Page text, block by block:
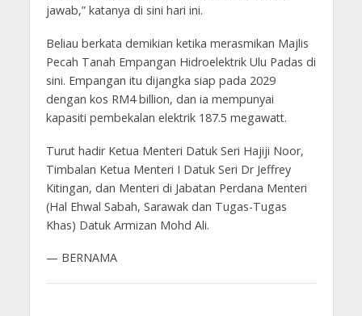
jawab,” katanya di sini hari ini.
Beliau berkata demikian ketika merasmikan Majlis
Pecah Tanah Empangan Hidroelektrik Ulu Padas di
sini. Empangan itu dijangka siap pada 2029
dengan kos RM4 billion, dan ia mempunyai
kapasiti pembekalan elektrik 187.5 megawatt.
Turut hadir Ketua Menteri Datuk Seri Hajiji Noor,
Timbalan Ketua Menteri I Datuk Seri Dr Jeffrey
Kitingan, dan Menteri di Jabatan Perdana Menteri
(Hal Ehwal Sabah, Sarawak dan Tugas-Tugas
Khas) Datuk Armizan Mohd Ali.
— BERNAMA